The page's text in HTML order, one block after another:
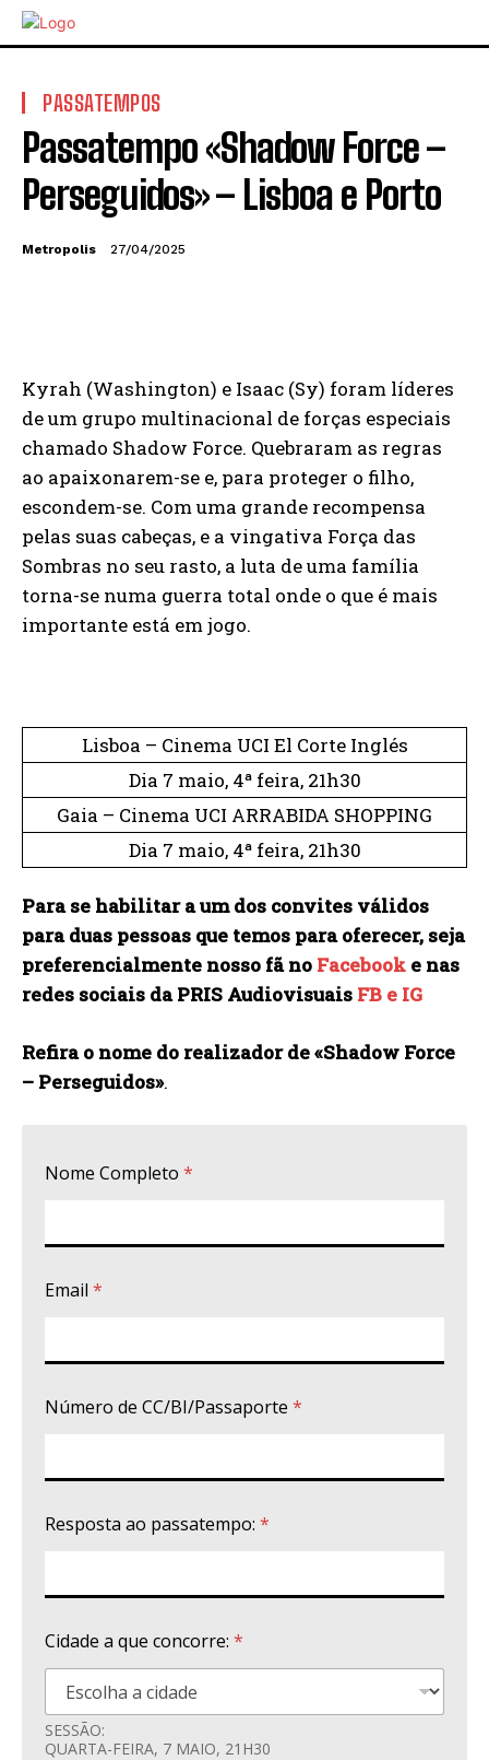
PASSATEMPOS
Passatempo «Shadow Force –
Perseguidos» – Lisboa e Porto
Metropolis 27/04/2025
Kyrah (Washington) e Isaac (Sy) foram líderes
de um grupo multinacional de forças especiais
chamado Shadow Force. Quebraram as regras
ao apaixonarem-se e, para proteger o filho,
escondem-se. Com uma grande recompensa
pelas suas cabeças, e a vingativa Força das
Sombras no seu rasto, a luta de uma família
torna-se numa guerra total onde o que é mais
importante está em jogo.
Lisboa – Cinema UCI El Corte Inglés
Dia 7 maio, 4ª feira, 21h30
Gaia – Cinema UCI ARRABIDA SHOPPING
Dia 7 maio, 4ª feira, 21h30
Para se habilitar a um dos convites válidos
para duas pessoas que temos para oferecer, seja
preferencialmente nosso fã no Facebook e nas
redes sociais da PRIS Audiovisuais FB e IG
Refira o nome do realizador de «Shadow Force
– Perseguidos».
Nome Completo *
Email *
Número de CC/BI/Passaporte *
Resposta ao passatempo: *
Cidade a que concorre: *
SESSÃO:
QUARTA-FEIRA, 7 MAIO, 21H30